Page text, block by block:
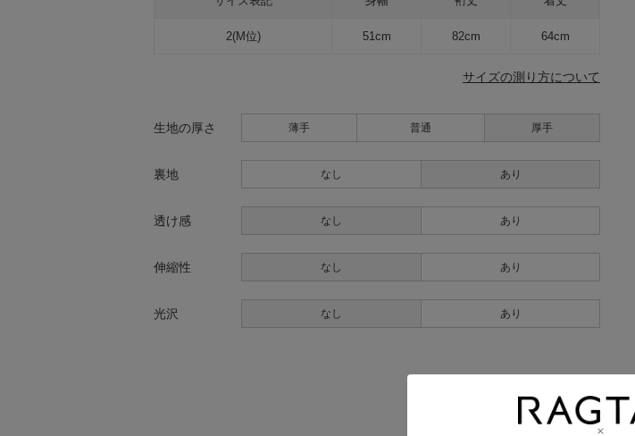
2(M位) 51cm 82cm 64cm
サイズの測り方について
生地の厚さ 薄手 普通 厚手
裏地 なし あり
透け感 なし あり
伸縮性 なし あり
光沢 なし あり